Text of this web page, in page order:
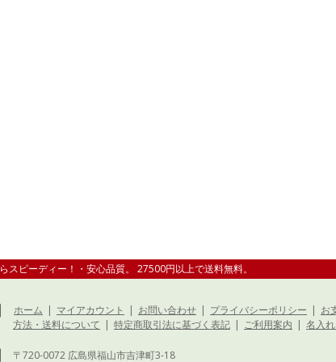
ピーディー！・安心品質。 27500円以上で送料無料。
ホーム | マイアカウント | お問い合わせ | プライバシーポリシー | お
方法・送料について | 特定商取引法に基づく表記 | ご利用案内 | 名入
〒720-0072 広島県福山市吉津町3-18